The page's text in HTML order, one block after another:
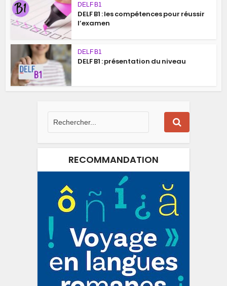
DELF B1
DELF B1 : les compétences pour réussir
l’examen
DELF B1
DELF B1 : présentation du niveau
RECOMMANDATION